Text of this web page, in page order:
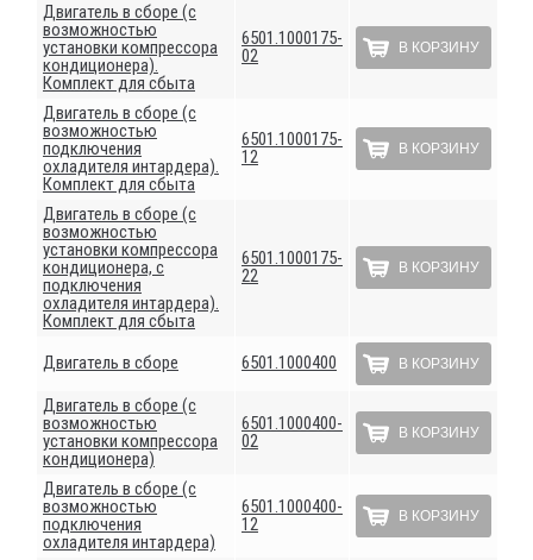
Двигатель в сборе (с
возможностью
установки компрессора
кондиционера).
Комплект для сбыта
6501.1000175-
02
В КОРЗИНУ
Двигатель в сборе (с
возможностью
подключения
охладителя интардера).
Комплект для сбыта
6501.1000175-
12
В КОРЗИНУ
Двигатель в сборе (с
возможностью
установки компрессора
кондиционера, с
подключения
охладителя интардера).
Комплект для сбыта
6501.1000175-
22
В КОРЗИНУ
Двигатель в сборе 6501.1000400 В КОРЗИНУ
Двигатель в сборе (с
возможностью
установки компрессора
кондиционера)
6501.1000400-
02
В КОРЗИНУ
Двигатель в сборе (с
возможностью
подключения
охладителя интардера)
6501.1000400-
12
В КОРЗИНУ